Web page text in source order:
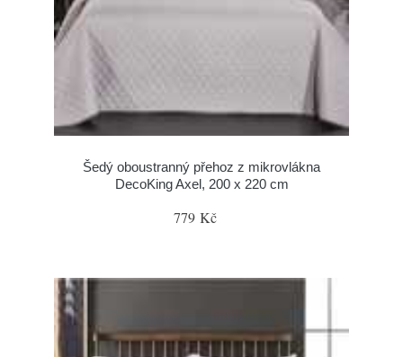
Šedý oboustranný přehoz z mikrovlákna
DecoKing Axel, 200 x 220 cm
779 Kč